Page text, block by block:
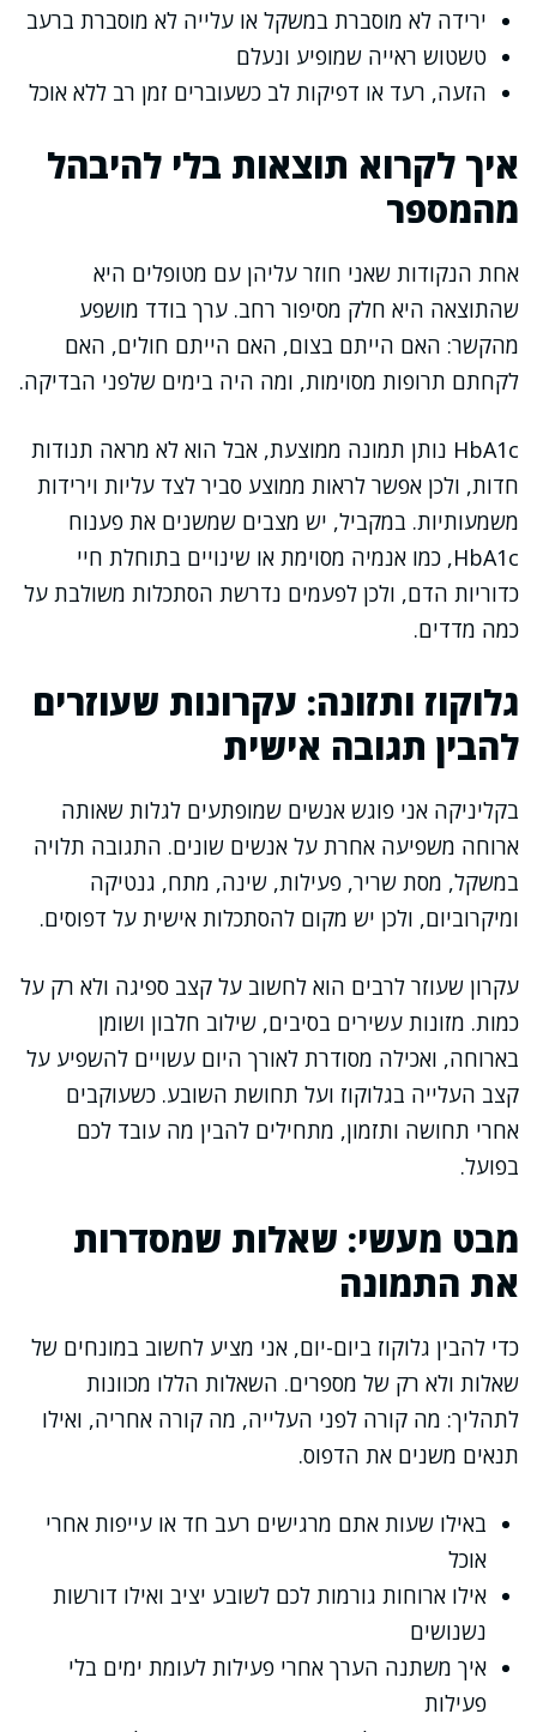
ירידה לא מוסברת במשקל או עלייה לא מוסברת ברעב
טשטוש ראייה שמופיע ונעלם
הזעה, רעד או דפיקות לב כשעוברים זמן רב ללא אוכל
איך לקרוא תוצאות בלי להיבהל
מהמספר
אחת הנקודות שאני חוזר עליהן עם מטופלים היא
שהתוצאה היא חלק מסיפור רחב. ערך בודד מושפע
מהקשר: האם הייתם בצום, האם הייתם חולים, האם
לקחתם תרופות מסוימות, ומה היה בימים שלפני הבדיקה.
HbA1c נותן תמונה ממוצעת, אבל הוא לא מראה תנודות
חדות, ולכן אפשר לראות ממוצע סביר לצד עליות וירידות
משמעותיות. במקביל, יש מצבים שמשנים את פענוח
HbA1c, כמו אנמיה מסוימת או שינויים בתוחלת חיי
כדוריות הדם, ולכן לפעמים נדרשת הסתכלות משולבת על
כמה מדדים.
גלוקוז ותזונה: עקרונות שעוזרים
להבין תגובה אישית
בקליניקה אני פוגש אנשים שמופתעים לגלות שאותה
ארוחה משפיעה אחרת על אנשים שונים. התגובה תלויה
במשקל, מסת שריר, פעילות, שינה, מתח, גנטיקה
ומיקרוביום, ולכן יש מקום להסתכלות אישית על דפוסים.
עקרון שעוזר לרבים הוא לחשוב על קצב ספיגה ולא רק על
כמות. מזונות עשירים בסיבים, שילוב חלבון ושומן
בארוחה, ואכילה מסודרת לאורך היום עשויים להשפיע על
קצב העלייה בגלוקוז ועל תחושת השובע. כשעוקבים
אחרי תחושה ותזמון, מתחילים להבין מה עובד לכם
בפועל.
מבט מעשי: שאלות שמסדרות
את התמונה
כדי להבין גלוקוז ביום-יום, אני מציע לחשוב במונחים של
שאלות ולא רק של מספרים. השאלות הללו מכוונות
לתהליך: מה קורה לפני העלייה, מה קורה אחריה, ואילו
תנאים משנים את הדפוס.
באילו שעות אתם מרגישים רעב חד או עייפות אחרי
אוכל
אילו ארוחות גורמות לכם לשובע יציב ואילו דורשות
נשנושים
איך משתנה הערך אחרי פעילות לעומת ימים בלי
פעילות